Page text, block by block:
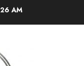
AM